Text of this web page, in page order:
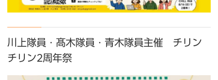
川上隊員・髙木隊員・青木隊員主催 チリン
チリン2周年祭